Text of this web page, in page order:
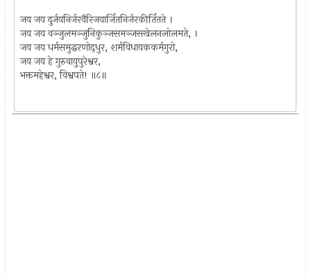
जय जय दुर्जयनिर्जरवैरिजयार्जितनिर्जरकीर्तितते ।
जय जय वञ्जुलमञ्जुनिकुञ्जसमञ्जसखेलनलोलमते, ।
जय जय धर्मसमुद्धरणोद्‍धुर, शर्मविधायककर्मगुरो,
जय जय हे गुरुवायुपुरेश्वर,
भक्तमहेश्वर, विश्वपते! ॥८॥